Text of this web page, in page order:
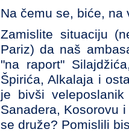
Na čemu se, biće,
Zamislite situaciju
Pariz) da naš
"na raport"
Špirića, Alkalaja i
je bivši
Sanadera, Kosorovu
se druže? Pomislili